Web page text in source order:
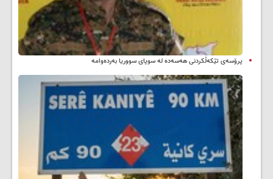
پرۆسەی تێکەڵکردنی هەسەدە لە سوپای سووریا بەردەوامە